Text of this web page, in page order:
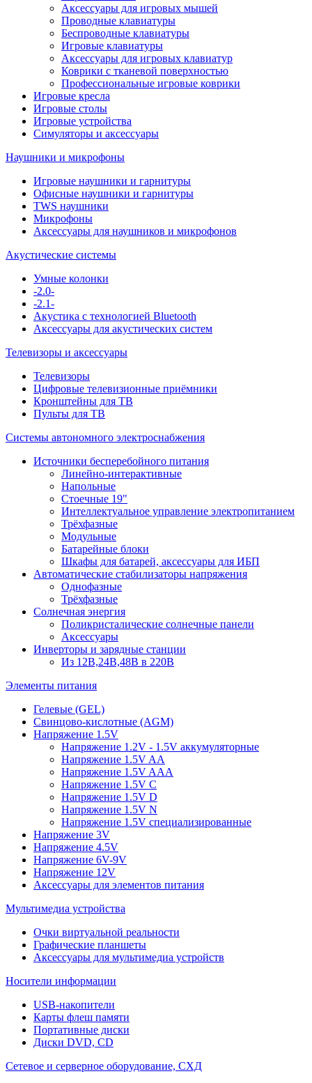
Аксессуары для игровых мышей
Проводные клавиатуры
Беспроводные клавиатуры
Игровые клавиатуры
Аксессуары для игровых клавиатур
Коврики с тканевой поверхностью
Профессиональные игровые коврики
Игровые кресла
Игровые столы
Игровые устройства
Симуляторы и аксессуары
Наушники и микрофоны
Игровые наушники и гарнитуры
Офисные наушники и гарнитуры
TWS наушники
Микрофоны
Аксессуары для наушников и микрофонов
Акустические системы
Умные колонки
-2.0-
-2.1-
Акустика с технологией Bluetooth
Аксессуары для акустических систем
Телевизоры и аксессуары
Телевизоры
Цифровые телевизионные приёмники
Кронштейны для ТВ
Пульты для ТВ
Системы автономного электроснабжения
Источники бесперебойного питания
Линейно-интерактивные
Напольные
Стоечные 19"
Интеллектуальное управление электропитанием
Трёхфазные
Модульные
Батарейные блоки
Шкафы для батарей, аксессуары для ИБП
Автоматические стабилизаторы напряжения
Однофазные
Трёхфазные
Солнечная энергия
Поликристалические солнечные панели
Аксессуары
Инверторы и зарядные станции
Из 12В,24В,48В в 220В
Элементы питания
Гелевые (GEL)
Свинцово-кислотные (AGM)
Напряжение 1.5V
Напряжение 1.2V - 1.5V аккумуляторные
Напряжение 1.5V AA
Напряжение 1.5V AAA
Напряжение 1.5V C
Напряжение 1.5V D
Напряжение 1.5V N
Напряжение 1.5V специализированные
Напряжение 3V
Напряжение 4.5V
Напряжение 6V-9V
Напряжение 12V
Аксессуары для элементов питания
Мультимедиа устройства
Очки виртуальной реальности
Графические планшеты
Аксессуары для мультимедиа устройств
Носители информации
USB-накопители
Карты флеш памяти
Портативные диски
Диски DVD, CD
Сетевое и серверное оборудование, СХД